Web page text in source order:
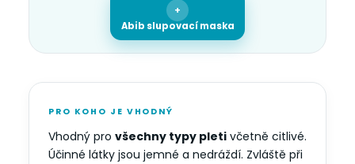
+
Abib slupovací maska
PRO KOHO JE VHODNÝ
Vhodný pro všechny typy pleti včetně citlivé.
Účinné látky jsou jemné a nedráždí. Zvláště při